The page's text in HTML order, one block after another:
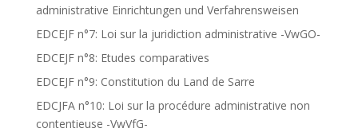
administrative Einrichtungen und Verfahrensweisen
EDCEJF n°7: Loi sur la juridiction administrative -VwGO-
EDCEJF n°8: Etudes comparatives
EDCEJF n°9: Constitution du Land de Sarre
EDCJFA n°10: Loi sur la procédure administrative non
contentieuse -VwVfG-